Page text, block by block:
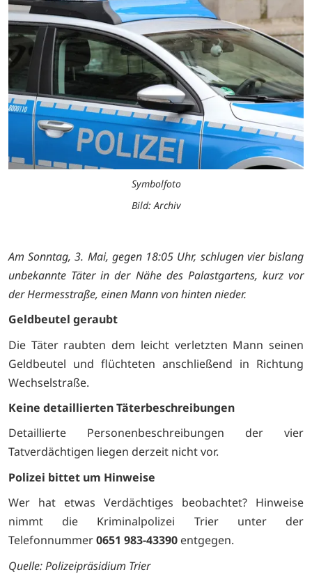
Symbolfoto
Bild: Archiv
Am Sonntag, 3. Mai, gegen 18:05 Uhr, schlugen vier bislang
unbekannte Täter in der Nähe des Palastgartens, kurz vor
der Hermesstraße, einen Mann von hinten nieder.
Geldbeutel geraubt
Die Täter raubten dem leicht verletzten Mann seinen
Geldbeutel und flüchteten anschließend in Richtung
Wechselstraße.
Keine detaillierten Täterbeschreibungen
Detaillierte Personenbeschreibungen der vier
Tatverdächtigen liegen derzeit nicht vor.
Polizei bittet um Hinweise
Wer hat etwas Verdächtiges beobachtet? Hinweise
nimmt die Kriminalpolizei Trier unter der
Telefonnummer0651 983-43390 entgegen.
Quelle:Polizeipräsidium Trier